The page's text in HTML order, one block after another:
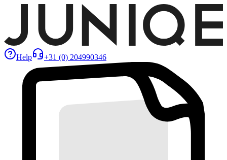
Help +31 (0) 204990346